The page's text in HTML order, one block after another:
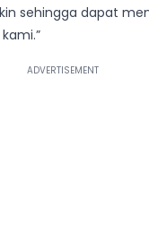
sehingga dapat